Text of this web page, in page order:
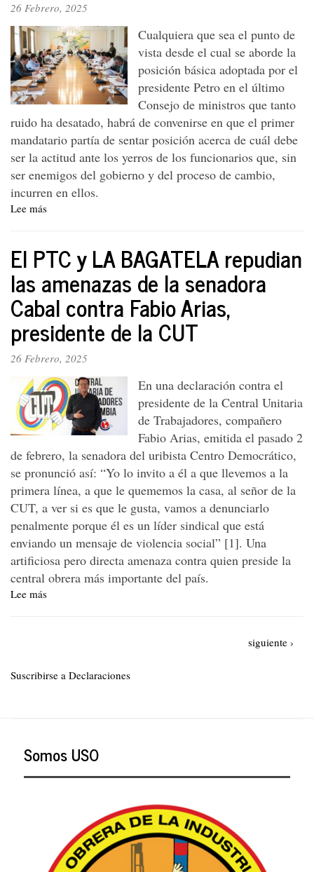
respaldamos
al
presidente
Petro
26 Febrero, 2025
Cualquiera que sea el punto de
vista desde el cual se aborde la
posición básica adoptada por el
presidente Petro en el último
Consejo de ministros que tanto
ruido ha desatado, habrá de convenirse en que el primer
mandatario partía de sentar posición acerca de cuál debe
ser la actitud ante los yerros de los funcionarios que, sin
ser enemigos del gobierno y del proceso de cambio,
incurren en ellos.
Lee más
PTC.
A
propósito
de
la
sesión
pública
del
de
Ministros
El PTC y LA BAGATELA repudian
las amenazas de la senadora
Cabal contra Fabio Arias,
presidente de la CUT
26 Febrero, 2025
En una declaración contra el
presidente de la Central Unitaria
de Trabajadores, compañero
Fabio Arias, emitida el pasado 2
de febrero, la senadora del uribista Centro Democrático,
se pronunció así: “Yo lo invito a él a que llevemos a la
primera línea, a que le quememos la casa, al señor de la
CUT, a ver si es que le gusta, vamos a denunciarlo
penalmente porque él es un líder sindical que está
enviando un mensaje de violencia social” [1]. Una
artificiosa pero directa amenaza contra quien preside la
central obrera más importante del país.
Lee más
repudian
senadora
presidente
la
Siguiente
siguiente ›
Suscribirse a Declaraciones
Somos USO